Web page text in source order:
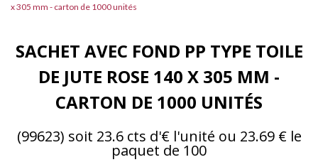
x 305 mm - carton de 1000 unités
SACHET AVEC FOND PP TYPE TOILE
DE JUTE ROSE 140 X 305 MM -
CARTON DE 1000 UNITÉS
(99623) soit 23.6 cts d'€ l'unité ou 23.69 € le
paquet de 100